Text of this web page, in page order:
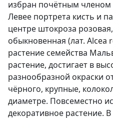
избран почётным
Левее портрета кисть и
центре штокроза
обыкновенная (лат. Alcea
растение семейства
растение, достигает в
разнообразной окраски
чёрного, крупные,
диаметре. Повсеместно
декоративное растение.